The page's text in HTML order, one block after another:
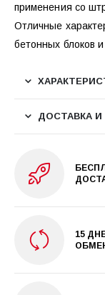
применения со
Отличные
бетонных блоков
ДОСТАВКА И
15